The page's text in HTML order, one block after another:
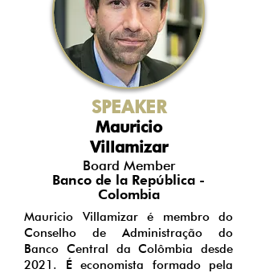
SPEAKER
Mauricio
Villamizar
Board Member
Banco de la República -
Colombia
Mauricio Villamizar é membro do
Conselho de Administração do
Banco Central da Colômbia desde
2021. É economista formado pela